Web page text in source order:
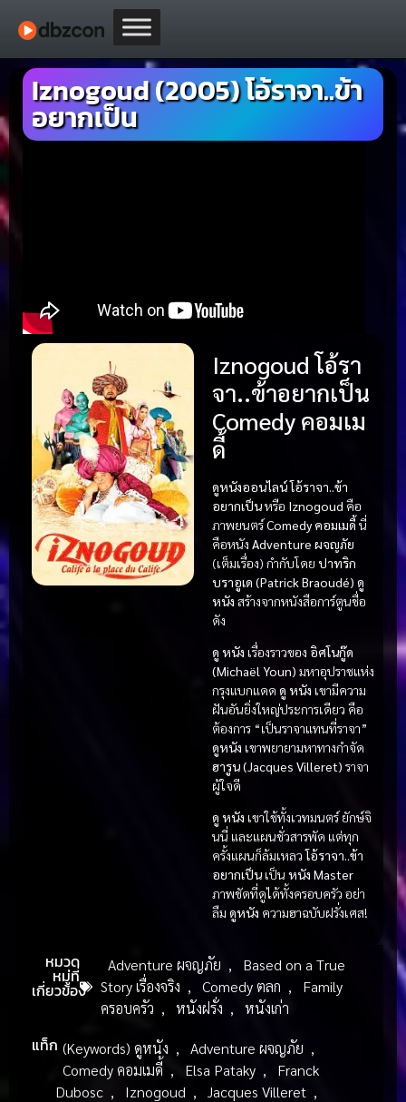
Iznogoud (2005) โอ้ราจา..ข้า
อยากเป็น
Iznogoud โอ้รา
จา..ข้าอยากเป็น
Comedy คอมเม
ดี้
ดูหนังออนไลน์ โอ้ราจา..ข้า
อยากเป็นหรือ Iznogoud คือ
ภาพยนตร์Comedy คอมเมดี้ นี่
คือหนัง Adventure ผจญภัย
(เต็มเรื่อง) กำกับโดย ปาทริก
บราอูเด (Patrick Braoudé) ดู
หนัง สร้างจากหนังสือการ์ตูนชื่อ
ดัง
ดู หนัง เรื่องราวของ อิศโนกู๊ด
(Michaël Youn) มหาอุปราชแห่ง
กรุงแบกแดด ดู หนัง เขามีความ
ฝันอันยิ่งใหญ่ประการเดียว คือ
ต้องการ “เป็นราจาแทนที่ราจา”
ดูหนัง เขาพยายามหาทางกำจัด
ฮารูน (Jacques Villeret) ราจา
ผู้ใจดี
ดู หนัง เขาใช้ทั้งเวทมนตร์ ยักษ์จิ
นนี่ และแผนชั่วสารพัด แต่ทุก
ครั้งแผนก็ล้มเหลวโอ้ราจา..ข้า
อยากเป็น เป็น หนัง Master
ภาพชัดที่ดูได้ทั้งครอบครัว อย่า
ลืม ดูหนัง ความฮาฉบับฝรั่งเศส!
หมวด
หมู่ที่
เกี่ยวข้อง
Adventure ผจญภัย ,
Based on a True
Story เรื่องจริง , Comedy ตลก ,
Family
ครอบครัว , หนังฝรั่ง , หนังเก่า
แท็ก (Keywords) ดูหนัง , Adventure ผจญภัย ,
Comedy คอมเมดี้ , Elsa Pataky ,
Franck
Dubosc , Iznogoud , Jacques Villeret ,